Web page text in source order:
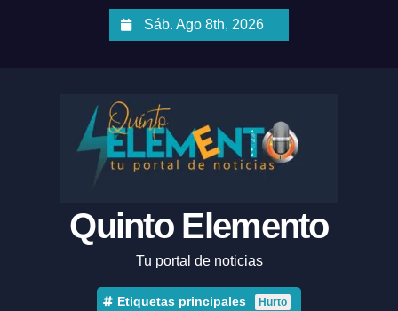
Sáb. Ago 8th, 2026
Quinto Elemento
Tu portal de noticias
Etiquetas principales Hurto